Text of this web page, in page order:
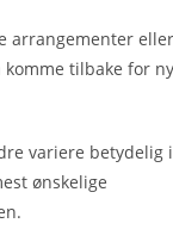
arrangementer eller
tilbake for
variere betydelig i
ønskelige